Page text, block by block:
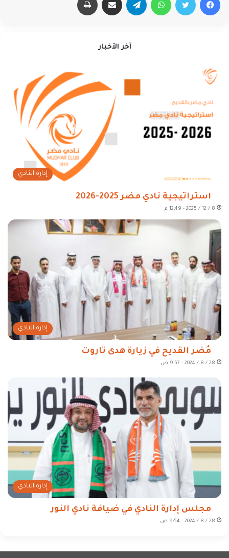
آخر الأخبار
إدارة النادي
استراتيجية نادي مضر 2025-2026
8 / 12 / 2025 - 12:49 م
إدارة النادي
مُضر القديح في زيارة هدى تاروت
28 / 8 / 2024 - 9:57 ص
إدارة النادي
مجلس إدارة النادي في ضيافة نادي النور
28 / 8 / 2024 - 9:54 ص